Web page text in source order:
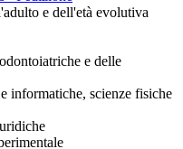
e dell'età evolutiva
e delle
informatiche, scienze fisiche